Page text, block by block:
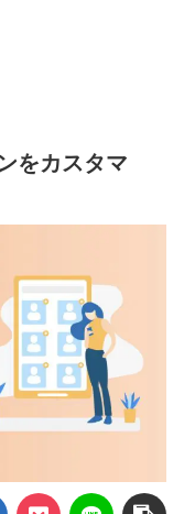
をカスタマ